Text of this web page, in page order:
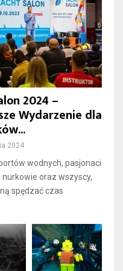
2024 –
Wydarzenie dla
2024
wodnych, pasjonaci
oraz wszyscy,
spędzać czas